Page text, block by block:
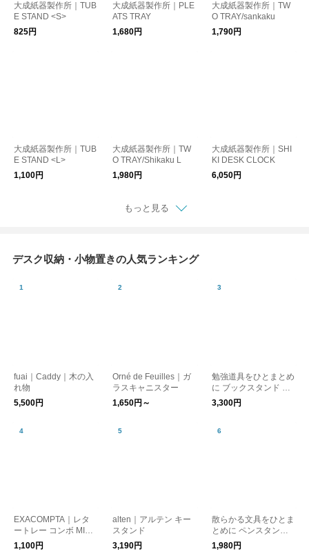
大成紙器製作所｜TUB
E STAND <S>
825円
大成紙器製作所｜PLE
ATS TRAY
1,680円
大成紙器製作所｜TW
O TRAY/sankaku
1,790円
大成紙器製作所｜TUB
E STAND <L>
1,100円
大成紙器製作所｜TW
O TRAY/Shikaku L
1,980円
大成紙器製作所｜SHI
KI DESK CLOCK
6,050円
もっと見る
デスク収納・小物置きの人気ランキング
fuai｜Caddy｜木の入
れ物
5,500円
Orné de Feuilles｜ガ
ラスキャニスター
1,650円～
勉強道具をひとまとめ
に ブックスタンド 卓
上 収納ボックス 組立
不要
3,300円
EXACOMPTA｜レタ
ートレー コンボ MINI
A4 縦型
1,100円
alten｜アルテン キー
スタンド
3,190円
散らかる文具をひとま
とめに ペンスタンド
引き出し付 卓上 デス
ク収納
1,980円